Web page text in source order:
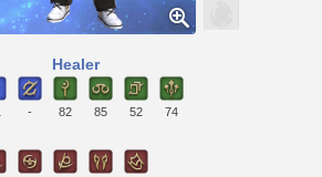
-
Healer
82 85 52 74